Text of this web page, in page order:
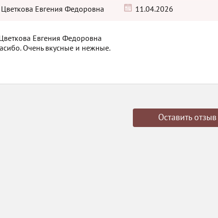
Цветкова Евгения Федоровна 11.04.2026
Очень вкусные и нежные.
Оставить отзыв